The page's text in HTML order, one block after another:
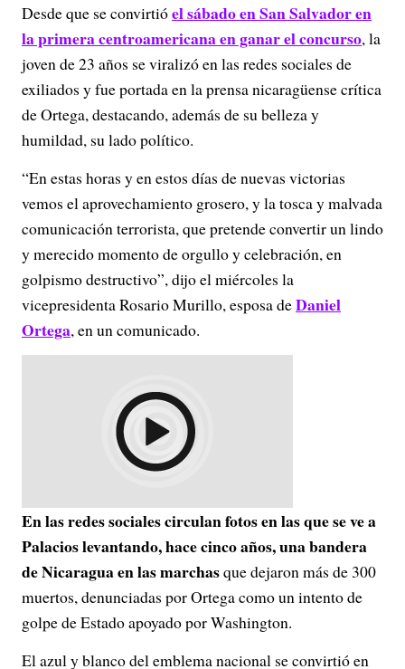
Desde que se convirtióel sábado en San Salvador en
la primera centroamericana en ganar el concurso, la
joven de 23 años se viralizó en las redes sociales de
exiliados y fue portada en la prensa nicaragüense crítica
de Ortega, destacando, además de su belleza y
humildad, su lado político.
“En estas horas y en estos días de nuevas victorias
vemos el aprovechamiento grosero, y la tosca y malvada
comunicación terrorista, que pretende convertir un lindo
y merecido momento de orgullo y celebración, en
golpismo destructivo”, dijo el miércoles la
vicepresidenta Rosario Murillo, esposa deDaniel
Ortega, en un comunicado.
En las redes sociales circulan fotos en las que se ve a
Palacios levantando, hace cinco años, una bandera
de Nicaragua en las marchasque dejaron más de 300
muertos, denunciadas por Ortega como un intento de
golpe de Estado apoyado por Washington.
El azul y blanco del emblema nacional se convirtió en